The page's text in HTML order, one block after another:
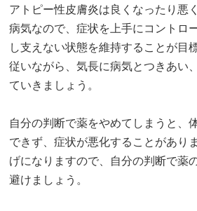
アトピー性皮膚炎は良くなったり悪
病気なので、症状を上手にコントロ
し支えない状態を維持することが目
従いながら、気長に病気とつきあい
ていきましょう。
自分の判断で薬をやめてしまうと、
できず、症状が悪化することがあり
げになりますので、自分の判断で薬
避けましょう。